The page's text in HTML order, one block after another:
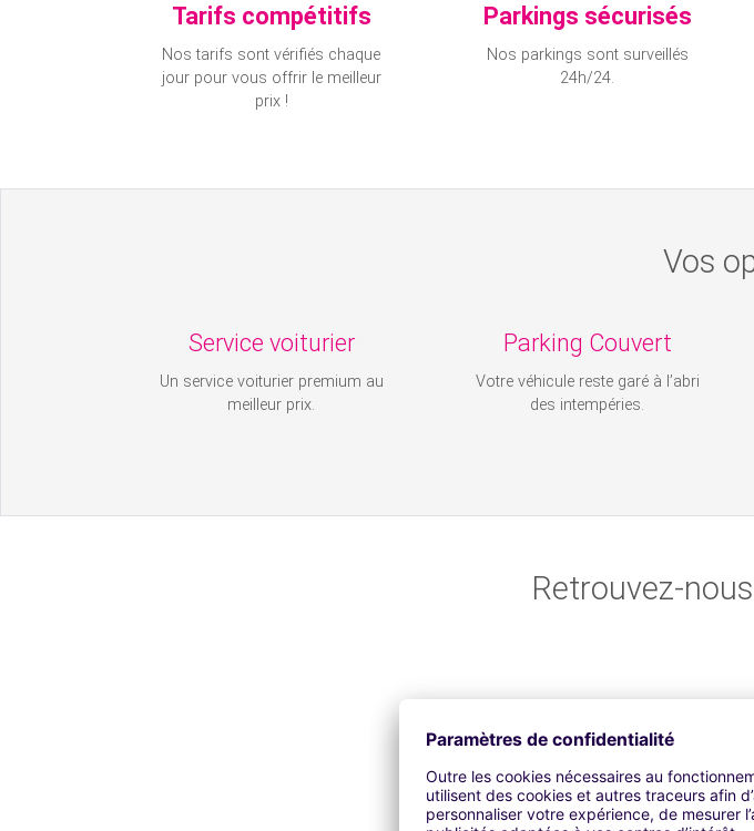
Tarifs compétitifs
Nos tarifs sont vérifiés chaque
jour pour vous offrir le meilleur
prix !
Parkings sécurisés
Nos parkings sont surveillés
24h/24.
Vos
Service voiturier
Un service voiturier premium au
meilleur prix.
Parking Couvert
Votre véhicule reste garé à l’abri
des intempéries.
Retrouvez-